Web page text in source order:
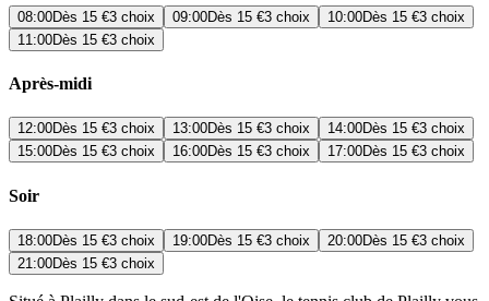
08:00Dès 15 €3 choix 09:00Dès 15 €3 choix 10:00Dès 15 €3 choix
11:00Dès 15 €3 choix
Après-midi
12:00Dès 15 €3 choix 13:00Dès 15 €3 choix 14:00Dès 15 €3 choix
15:00Dès 15 €3 choix 16:00Dès 15 €3 choix 17:00Dès 15 €3 choix
Soir
18:00Dès 15 €3 choix 19:00Dès 15 €3 choix 20:00Dès 15 €3 choix
21:00Dès 15 €3 choix